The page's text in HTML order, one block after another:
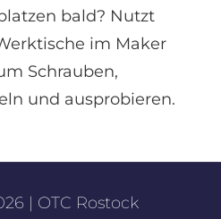
bald? Nutzt
im Maker
Schrauben,
und ausprobieren.
| OTC Rostock